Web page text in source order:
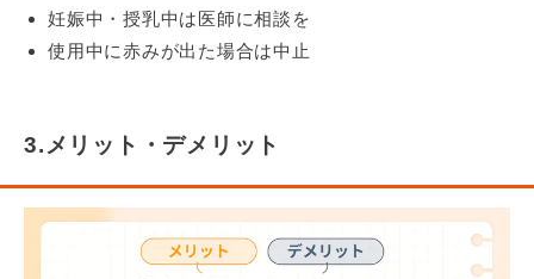
妊娠中・授乳中は医師に相談を
使用中に赤みが出た場合は中止
3.メリット・デメリット